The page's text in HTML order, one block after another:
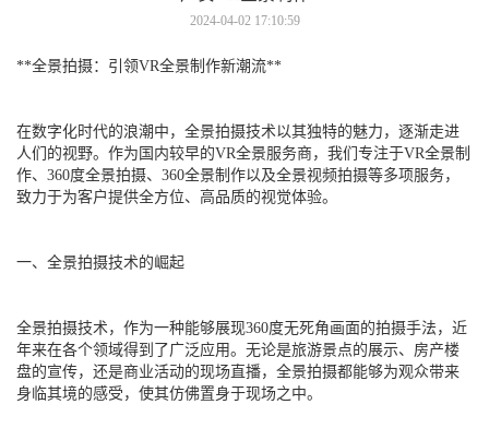
2024-04-02 17:10:59
**全景拍摄：引领VR全景制作新潮流**
在数字化时代的浪潮中，全景拍摄技术以其独特的魅力，逐渐走进
人们的视野。作为国内较早的VR全景服务商，我们专注于VR全景制
作、360度全景拍摄、360全景制作以及全景视频拍摄等多项服务，
致力于为客户提供全方位、高品质的视觉体验。
一、全景拍摄技术的崛起
全景拍摄技术，作为一种能够展现360度无死角画面的拍摄手法，近
年来在各个领域得到了广泛应用。无论是旅游景点的展示、房产楼
盘的宣传，还是商业活动的现场直播，全景拍摄都能够为观众带来
身临其境的感受，使其仿佛置身于现场之中。